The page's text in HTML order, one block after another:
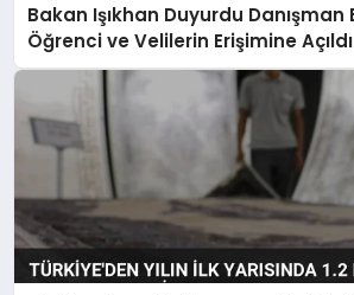
Bakan Işıkhan Duyurdu
Öğrenci ve Velilerin Erişimine Açıldı